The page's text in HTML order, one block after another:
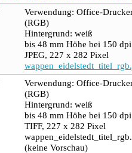
Verwendung: Office-
(RGB)
Hintergrund: weiß
bis 48 mm Höhe bei 150 dpi
JPEG, 227 x 282 Pixel
Verwendung: Office-
(RGB)
Hintergrund: weiß
bis 48 mm Höhe bei 150 dpi
TIFF, 227 x 282 Pixel
(keine Vorschau)